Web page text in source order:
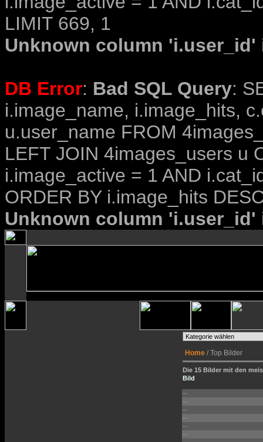
LIMIT 669, 1
Unknown column
DB Error: Bad SQL Query:
i.image_name, i.image_hits,
u.user_name FROM
LEFT JOIN 4images_users u
i.image_active = 1 AND
ORDER BY i.image_hits
Unknown column
Home / Top Bilder
Die 15 Bilder mit den
Bild
--
--
--
--
--
--